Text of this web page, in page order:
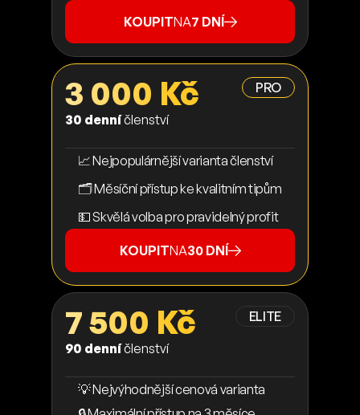
KOUPITNA7 DNÍ
PRO
3 000 Kč
30 denníčlenství
📈 Nejpopulárnější varianta členství
🗂️ Měsíční přístup ke kvalitním tipům
💵 Skvělá volba pro pravidelný profit
KOUPITNA30 DNÍ
ELITE
7 500 Kč
90 denníčlenství
💡 Nejvýhodnější cenová varianta